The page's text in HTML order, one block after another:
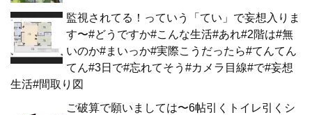
監視されてる！っていう「てい」で妄想入りま
す〜#どうですか#こんな生活#あれ#2階は#無
いのか#まいっか#実際こうだったら#てんてん
てん#3日で#忘れてそう#カメラ目線#で#妄想
生活#間取り図
ご破算で願いましては〜6帖引くトイレ引くシ